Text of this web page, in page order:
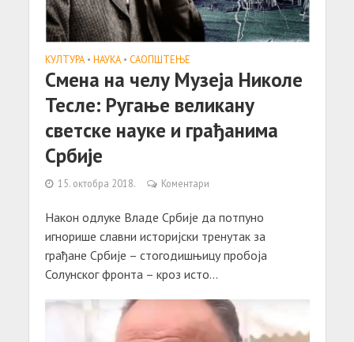
КУЛТУРА • НАУКА • САОПШТЕЊE
Сменa на челу Mузеја Николe
Теслe: Ругање великану
светске науке и грађанима
Србије
15. октобра 2018. Коментари
Након одлуке Владе Србије да потпуно
игнорише славни историјски тренутак за
грађане Србије – стогодишњицу пробоја
Солунског фронта – кроз исто...